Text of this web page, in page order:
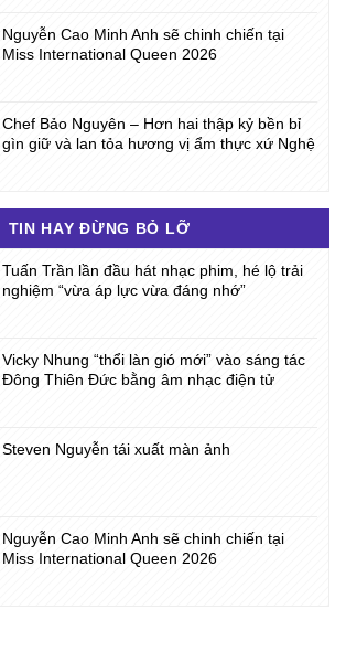
Nguyễn Cao Minh Anh sẽ chinh chiến tại
Miss International Queen 2026
Chef Bảo Nguyên – Hơn hai thập kỷ bền bỉ
gìn giữ và lan tỏa hương vị ẩm thực xứ Nghệ
TIN HAY ĐỪNG BỎ LỠ
Tuấn Trần lần đầu hát nhạc phim, hé lộ trải
nghiệm “vừa áp lực vừa đáng nhớ”
Vicky Nhung “thổi làn gió mới” vào sáng tác
Đông Thiên Đức bằng âm nhạc điện tử
Steven Nguyễn tái xuất màn ảnh
Nguyễn Cao Minh Anh sẽ chinh chiến tại
Miss International Queen 2026